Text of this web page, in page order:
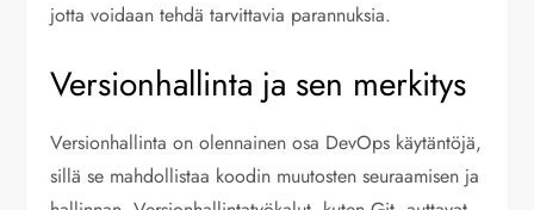
jotta voidaan tehdä tarvittavia parannuksia.
Versionhallinta ja sen merkitys
Versionhallinta on olennainen osa DevOps käytäntöjä,
sillä se mahdollistaa koodin muutosten seuraamisen ja